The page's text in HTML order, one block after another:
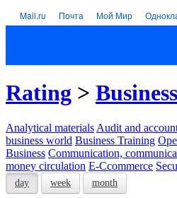
Mail.ru Почта Мой Мир
Rating >
Analytical materials Audit and
business world Business Training
Business Communication,
money circulation E-Ccommerce
day week month